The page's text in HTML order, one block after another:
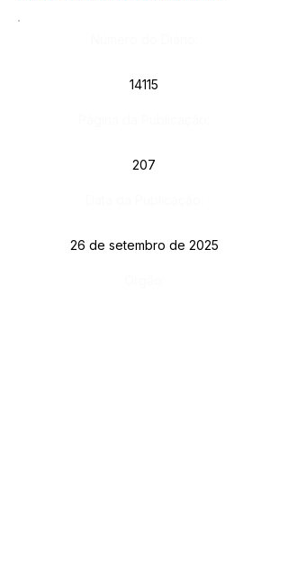
14115
207
26 de setembro de 2025